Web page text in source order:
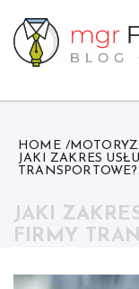
content
HOME
JAKI ZAKRES
TRANSPORTOWE?
JAKI
FIRMY